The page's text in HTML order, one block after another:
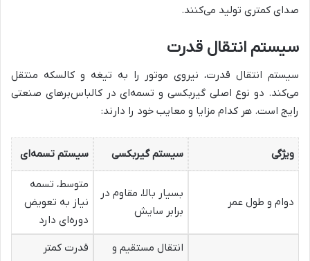
صدای کمتری تولید می‌کنند.
سیستم انتقال قدرت
سیستم انتقال قدرت، نیروی موتور را به تیغه و کالسکه منتقل
می‌کند. دو نوع اصلی گیربکسی و تسمه‌ای در کالباس‌برهای صنعتی
رایج است. هر کدام مزایا و معایب خود را دارند:
ویژگی سیستم گیربکسی سیستم تسمه‌ای
دوام و طول عمر
بسیار بالا، مقاوم در
برابر سایش
متوسط، تسمه
نیاز به تعویض
دوره‌ای دارد
انتقال مستقیم و
قدرت کمتر